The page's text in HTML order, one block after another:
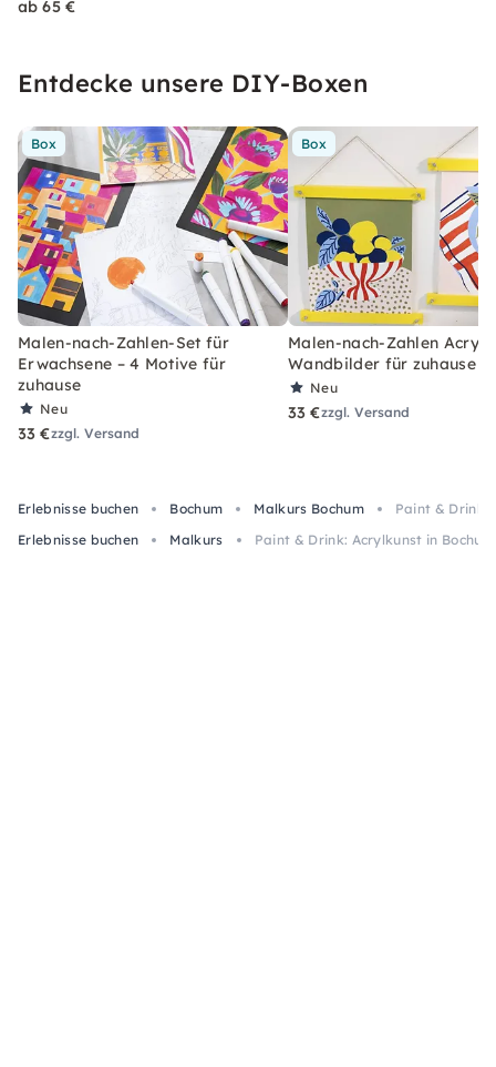
ab 65 €
Entdecke unsere DIY-Boxen
Box
Malen-nach-Zahlen-Set für
Erwachsene – 4 Motive für
zuhause
Neu
33 €zzgl. Versand
Box
Malen-nach-Zahlen Acryl-
Wandbilder für zuhause
Neu
33 €zzgl. Versand
Erlebnisse buchen Bochum Malkurs Bochum
Paint & Drink:
Erlebnisse buchen
Malkurs Paint & Drink: Acrylkunst in Bochum